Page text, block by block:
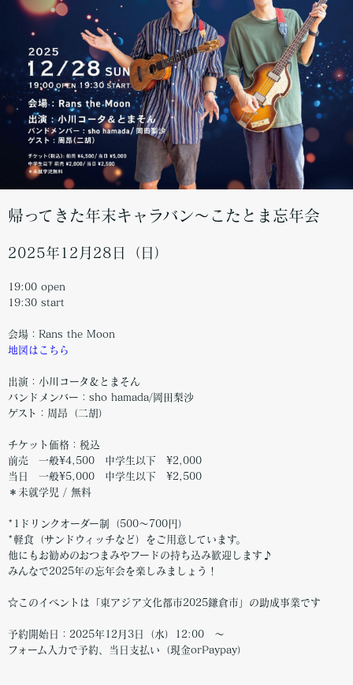
帰ってきた年末キャラバン～こたとま忘年会
2025年12月28日（日）
19:00 open
19:30 start
会場：Rans the Moon
地図はこちら
出演：小川コータ＆とまそん
バンドメンバー：sho hamada/岡田梨沙
ゲスト：周昂（二胡）
チケット価格：税込
前売 一般¥4,500 中学生以下 ¥2,000
当日 一般¥5,000 中学生以下 ¥2,500
＊未就学児 / 無料
*1ドリンクオーダー制（500～700円）
*軽食（サンドウィッチなど）をご用意しています。
他にもお勧めのおつまみやフードの持ち込み歓迎します♪
みんなで2025年の忘年会を楽しみましょう！
☆このイベントは「東アジア文化都市2025鎌倉市」の助成事業です
予約開始日：2025年12月3日（水）12:00 〜
フォーム入力で予約、当日支払い（現金orPaypay）